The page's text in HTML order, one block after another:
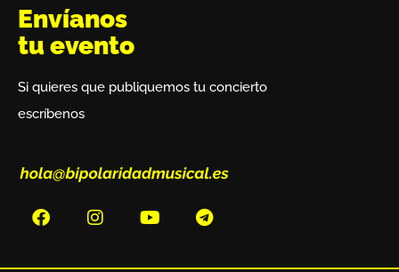
Envíanos
tu evento
Si quieres que publiquemos tu concierto
escríbenos